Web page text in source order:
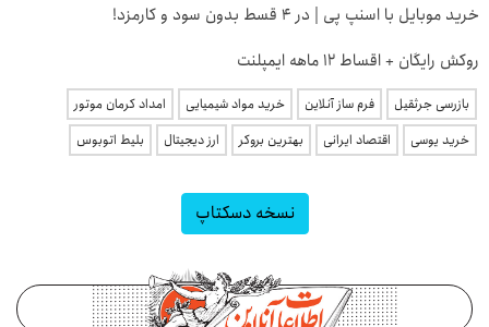
خرید موبایل با اسنپ پی | در ۴ قسط بدون سود و کارمزد!
روکش رایگان + اقساط ۱۲ ماهه ایمپلنت
بازرسی جرثقیل فرم ساز آنلاین خرید مواد شیمیایی
امداد کرمان موتور
خرید یوسی
اقتصاد ایرانی بهترین بروکر ارز دیجیتال بلیط اتوبوس
نسخه دسکتاپ